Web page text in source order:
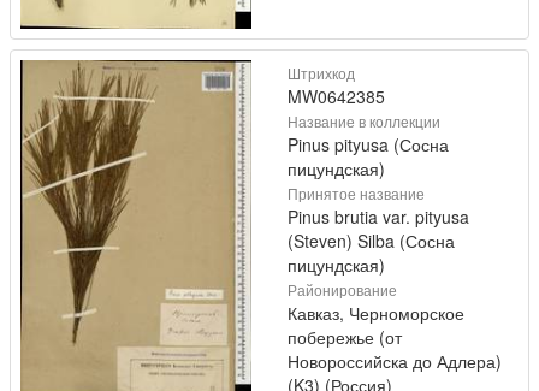
Штрихкод
MW0642385
Название в коллекции
Pinus pityusa (Сосна
пицундская)
Принятое название
Pinus brutia var. pityusa
(Steven) Silba (Сосна
пицундская)
Районирование
Кавказ, Черноморское
побережье (от
Новороссийска до Адлера)
(K3) (Россия)